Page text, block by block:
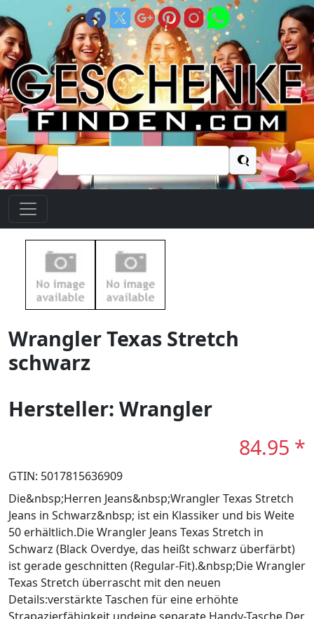
Suchen
nach:
Wrangler Texas Stretch
schwarz
Hersteller: Wrangler
84.95 *
GTIN: 5017815636909
Die&nbsp;Herren Jeans&nbsp;Wrangler Texas Stretch
Jeans in Schwarz&nbsp; ist ein Klassiker und bis Weite
50 erhältlich.Die Wrangler Jeans Texas Stretch in
Schwarz (Black Overdye, das heißt schwarz überfärbt)
ist gerade geschnitten (Regular-Fit).&nbsp;Die Wrangler
Texas Stretch überrascht mit den neuen
Details:verstärkte Taschen für eine erhöhte
Strapazierfähigkeit undeine separate Handy-Tasche.Der